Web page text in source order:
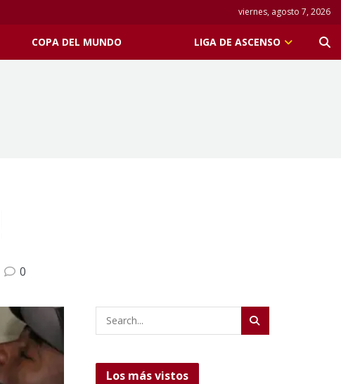
viernes, agosto 7, 2026
COPA DEL MUNDO LIGA DE ASCENSO
0
Los más vistos